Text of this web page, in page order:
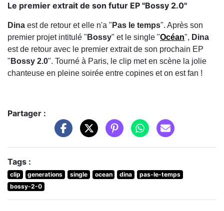
Le premier extrait de son futur EP "Bossy 2.0"
Dina est de retour et elle n'a " Pas le temps". Après son
premier projet intitulé " Bossy" et le single "Océan", Dina
est de retour avec le premier extrait de son prochain EP
" Bossy 2.0". Tourné à Paris, le clip met en scène la jolie
chanteuse en pleine soirée entre copines et on est fan !
Partager :
Tags :
clip generations single ocean dina
pas-le-temps
bossy-2-0